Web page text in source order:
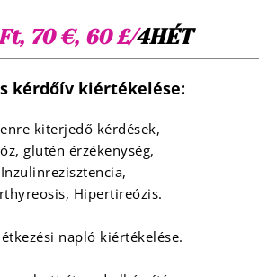
70 €, 60 £/4HÉT
kérdőív kiértékelése:
kiterjedő kérdések,
glutén érzékenység,
Inzulinrezisztencia,
Hipertireózis.
napló kiértékelése.